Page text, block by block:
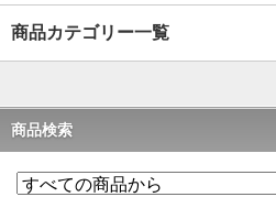
商品カテゴリー一覧
商品検索